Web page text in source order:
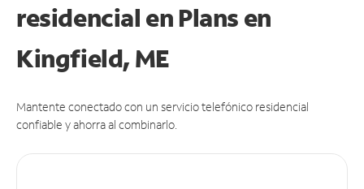
residencial en Plans en
Kingfield, ME
Mantente conectado con un servicio telefónico residencial
confiable y ahorra al combinarlo.